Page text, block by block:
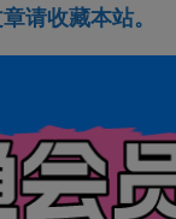
请收藏本站。